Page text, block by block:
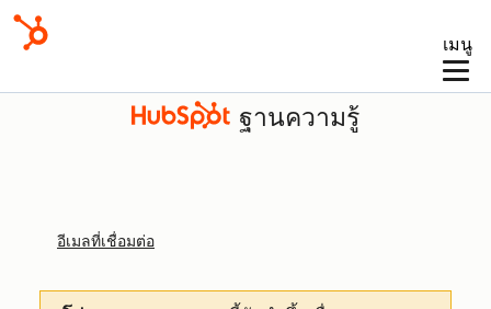
เมนู
ฐานความรู้
อีเมลที่เชื่อมต่อ